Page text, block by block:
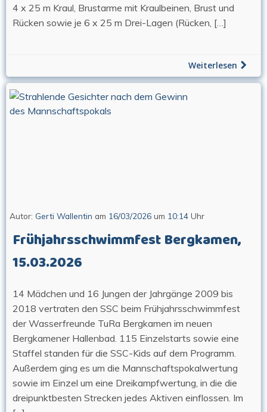
4 x 25 m Kraul, Brustarme mit Kraulbeinen, Brust und
Rücken sowie je 6 x 25 m Drei-Lagen (Rücken, […]
Weiterlesen
Autor: Gerti Wallentin am 16/03/2026 um 10:14 Uhr
Frühjahrsschwimmfest Bergkamen,
15.03.2026
14 Mädchen und 16 Jungen der Jahrgänge 2009 bis
2018 vertraten den SSC beim Frühjahrsschwimmfest
der Wasserfreunde TuRa Bergkamen im neuen
Bergkamener Hallenbad. 115 Einzelstarts sowie eine
Staffel standen für die SSC-Kids auf dem Programm.
Außerdem ging es um die Mannschaftspokalwertung
sowie im Einzel um eine Dreikampfwertung, in die die
dreipunktbesten Strecken jedes Aktiven einflossen. Im